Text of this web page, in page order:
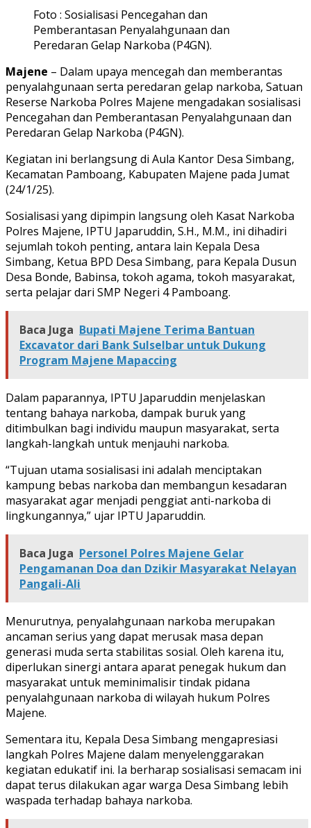
Foto : Sosialisasi Pencegahan dan
Pemberantasan Penyalahgunaan dan
Peredaran Gelap Narkoba (P4GN).
Majene – Dalam upaya mencegah dan memberantas
penyalahgunaan serta peredaran gelap narkoba, Satuan
Reserse Narkoba Polres Majene mengadakan sosialisasi
Pencegahan dan Pemberantasan Penyalahgunaan dan
Peredaran Gelap Narkoba (P4GN).
Kegiatan ini berlangsung di Aula Kantor Desa Simbang,
Kecamatan Pamboang, Kabupaten Majene pada Jumat
(24/1/25).
Sosialisasi yang dipimpin langsung oleh Kasat Narkoba
Polres Majene, IPTU Japaruddin, S.H., M.M., ini dihadiri
sejumlah tokoh penting, antara lain Kepala Desa
Simbang, Ketua BPD Desa Simbang, para Kepala Dusun
Desa Bonde, Babinsa, tokoh agama, tokoh masyarakat,
serta pelajar dari SMP Negeri 4 Pamboang.
Baca Juga Bupati Majene Terima Bantuan
Excavator dari Bank Sulselbar untuk Dukung
Program Majene Mapaccing
Dalam paparannya, IPTU Japaruddin menjelaskan
tentang bahaya narkoba, dampak buruk yang
ditimbulkan bagi individu maupun masyarakat, serta
langkah-langkah untuk menjauhi narkoba.
“Tujuan utama sosialisasi ini adalah menciptakan
kampung bebas narkoba dan membangun kesadaran
masyarakat agar menjadi penggiat anti-narkoba di
lingkungannya,” ujar IPTU Japaruddin.
Baca Juga Personel Polres Majene Gelar
Pengamanan Doa dan Dzikir Masyarakat Nelayan
Pangali-Ali
Menurutnya, penyalahgunaan narkoba merupakan
ancaman serius yang dapat merusak masa depan
generasi muda serta stabilitas sosial. Oleh karena itu,
diperlukan sinergi antara aparat penegak hukum dan
masyarakat untuk meminimalisir tindak pidana
penyalahgunaan narkoba di wilayah hukum Polres
Majene.
Sementara itu, Kepala Desa Simbang mengapresiasi
langkah Polres Majene dalam menyelenggarakan
kegiatan edukatif ini. Ia berharap sosialisasi semacam ini
dapat terus dilakukan agar warga Desa Simbang lebih
waspada terhadap bahaya narkoba.